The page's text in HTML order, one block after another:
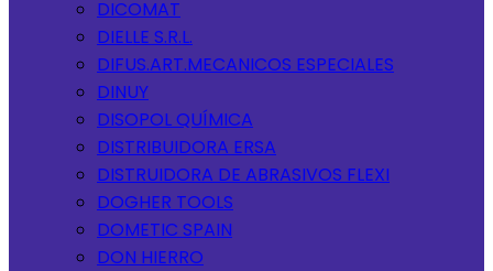
DICOMAT
DIELLE S.R.L.
DIFUS.ART.MECANICOS ESPECIALES
DINUY
DISOPOL QUÍMICA
DISTRIBUIDORA ERSA
DISTRUIDORA DE ABRASIVOS FLEXI
DOGHER TOOLS
DOMETIC SPAIN
DON HIERRO